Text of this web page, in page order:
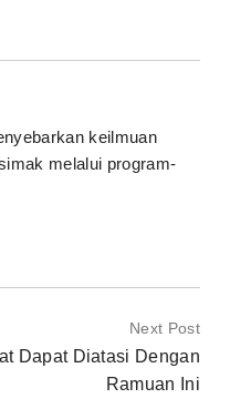
keilmuan
melalui program-
Next Post
Dapat Diatasi Dengan
Ramuan Ini